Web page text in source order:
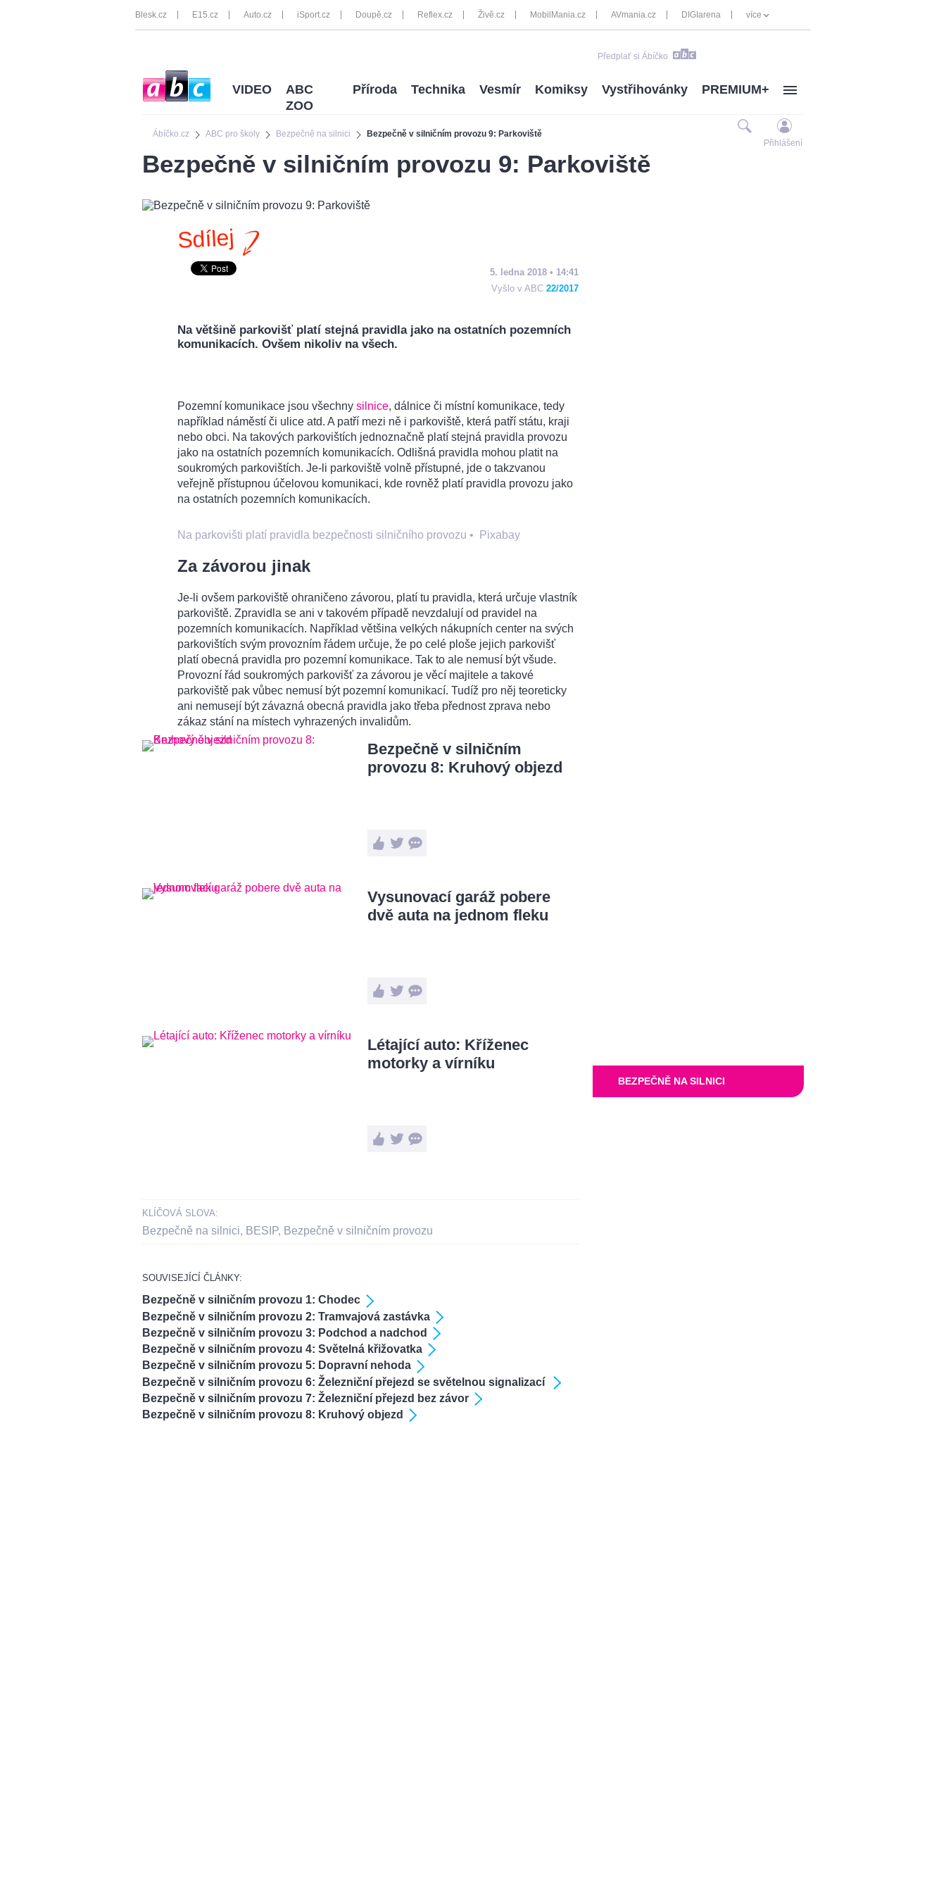
Blesk.cz E15.cz Auto.cz iSport.cz Doupě.cz Reflex.cz Živě.cz MobilMania.cz AVmania.cz DIGIarena více
Předplať si Ábíčko
Ábíčko.cz ABC pro školy Bezpečně na silnici Bezpečně v silničním provozu 9: Parkoviště
VIDEO
ABC
ZOO
Příroda Technika Vesmír Komiksy Vystřihovánky PREMIUM+
Přihlášení
Bezpečně v silničním provozu 9: Parkoviště
Sdílej
5. ledna 2018 • 14:41
Vyšlo v ABC 22/2017
Na většině parkovišť platí stejná pravidla jako na ostatních pozemních
komunikacích. Ovšem nikoliv na všech.
Pozemní komunikace jsou všechny silnice, dálnice či místní komunikace, tedy
například náměstí či ulice atd. A patří mezi ně i parkoviště, která patří státu, kraji
nebo obci. Na takových parkovištích jednoznačně platí stejná pravidla provozu
jako na ostatních pozemních komunikacích. Odlišná pravidla mohou platit na
soukromých parkovištích. Je-li parkoviště volně přístupné, jde o takzvanou
veřejně přístupnou účelovou komunikaci, kde rovněž platí pravidla provozu jako
na ostatních pozemních komunikacích.
Na parkovišti platí pravidla bezpečnosti silničního provozu • Pixabay
Za závorou jinak
Je-li ovšem parkoviště ohraničeno závorou, platí tu pravidla, která určuje vlastník
parkoviště. Zpravidla se ani v takovém případě nevzdalují od pravidel na
pozemních komunikacích. Například většina velkých nákupních center na svých
parkovištích svým provozním řádem určuje, že po celé ploše jejich parkovišť
platí obecná pravidla pro pozemní komunikace. Tak to ale nemusí být všude.
Provozní řád soukromých parkovišť za závorou je věcí majitele a takové
parkoviště pak vůbec nemusí být pozemní komunikací. Tudíž pro něj teoreticky
ani nemusejí být závazná obecná pravidla jako třeba přednost zprava nebo
zákaz stání na místech vyhrazených invalidům.
Bezpečně v silničním
provozu 8: Kruhový objezd
Vysunovací garáž pobere
dvě auta na jednom fleku
Létající auto: Kříženec
motorky a vírníku
KLÍČOVÁ SLOVA:
Bezpečně na silnici, BESIP, Bezpečně v silničním provozu
SOUVISEJÍCÍ ČLÁNKY:
Bezpečně v silničním provozu 1: Chodec
Bezpečně v silničním provozu 2: Tramvajová zastávka
Bezpečně v silničním provozu 3: Podchod a nadchod
Bezpečně v silničním provozu 4: Světelná křižovatka
Bezpečně v silničním provozu 5: Dopravní nehoda
Bezpečně v silničním provozu 6: Železniční přejezd se světelnou signalizací
Bezpečně v silničním provozu 7: Železniční přejezd bez závor
Bezpečně v silničním provozu 8: Kruhový objezd
BEZPEČNĚ NA SILNICI